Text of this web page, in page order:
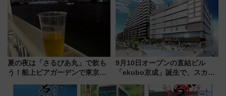
(40×30×20cm)おさらい
を！
夏の夜は「さるびあ丸」で飲も
う！船上ビアガーデンで東京湾
杯……工場直送生ビールや島グ
9月10日オープンの直結ビル
「ekubo京成」誕生で、スカイ
新鎌ヶ谷はどう変わる？ 全テナ